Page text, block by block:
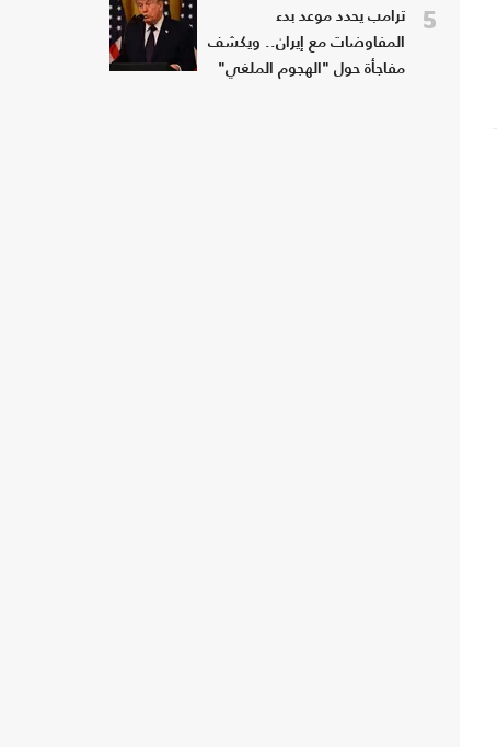
5
ترامب يحدد موعد بدء
المفاوضات مع إيران.. ويكشف
مفاجأة حول "الهجوم الملغي"